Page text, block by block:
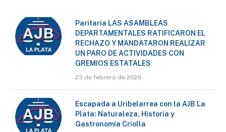
Paritaria LAS ASAMBLEAS
DEPARTAMENTALES RATIFICARON EL
RECHAZO Y MANDATARON REALIZAR
UN PARO DE ACTIVIDADES CON
GREMIOS ESTATALES
23 de febrero de 2026
Escapada a Uribelarrea con la AJB La
Plata: Naturaleza, Historia y
Gastronomía Criolla